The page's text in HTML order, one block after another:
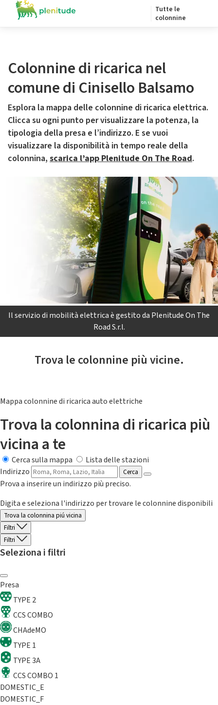
Tutte le
colonnine
Colonnine di ricarica nel
comune di Cinisello Balsamo
Esplora la mappa delle colonnine di ricarica elettrica.
Clicca su ogni punto per visualizzare la potenza, la
tipologia della presa e l’indirizzo. E se vuoi
visualizzare la disponibilità in tempo reale della
colonnina, scarica l’app Plenitude On The Road.
Il servizio di mobilità elettrica è gestito da Plenitude On The
Road S.r.l.
Trova le colonnine più vicine.
Mappa colonnine di ricarica auto elettriche
Trova la colonnina di ricarica più
vicina a te
Cerca sulla mappa
Lista delle stazioni
Indirizzo
Cerca
Prova a inserire un indirizzo più preciso.
Digita e seleziona l'indirizzo per trovare le colonnine disponibili
Trova la colonnina piú vicina
Filtri
Filtri
Seleziona i filtri
Presa
TYPE 2
CCS COMBO
CHAdeMO
TYPE 1
TYPE 3A
CCS COMBO 1
DOMESTIC_E
DOMESTIC_F